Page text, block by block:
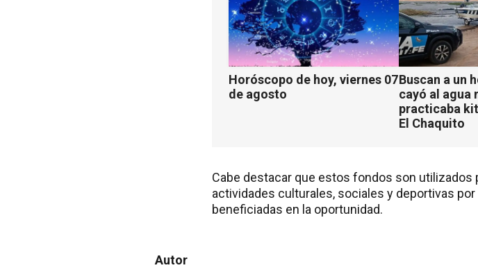
Horóscopo de hoy, viernes 07
de agosto
Buscan a un
cayó al agua
practicaba
El Chaquito
Cabe destacar que estos fondos son utilizados
actividades culturales, sociales y deportivas
beneficiadas en la oportunidad.
Autor